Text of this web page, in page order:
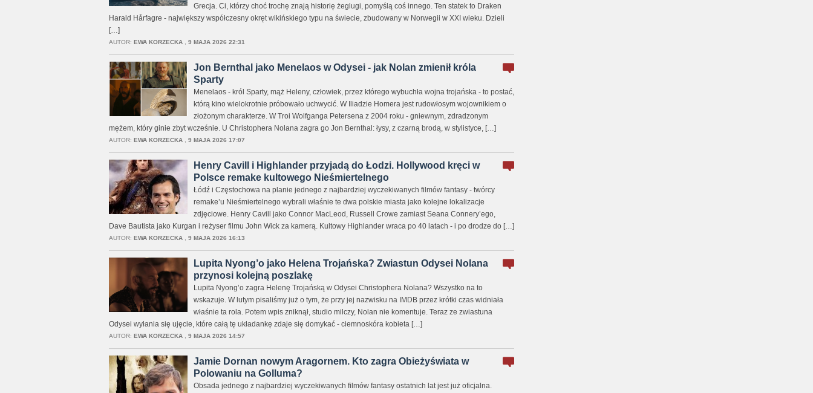
Grecja. Ci, którzy choć trochę znają historię żeglugi, pomyślą coś innego. Ten statek to Draken
Harald Hårfagre - największy współczesny okręt wikińskiego typu na świecie, zbudowany w Norwegii w XXI wieku. Dzieli
[…]
AUTOR: EWA KORZECKA, 9 MAJA 2026 22:31
Jon Bernthal jako Menelaos w Odysei - jak Nolan zmienił króla
Sparty
Menelaos - król Sparty, mąż Heleny, człowiek, przez którego wybuchła wojna trojańska - to postać,
którą kino wielokrotnie próbowało uchwycić. W Iliadzie Homera jest rudowłosym wojownikiem o
złożonym charakterze. W Troi Wolfganga Petersena z 2004 roku - gniewnym, zdradzonym
mężem, który ginie zbyt wcześnie. U Christophera Nolana zagra go Jon Bernthal: łysy, z czarną brodą, w stylistyce, […]
AUTOR: EWA KORZECKA, 9 MAJA 2026 17:07
Henry Cavill i Highlander przyjadą do Łodzi. Hollywood kręci w
Polsce remake kultowego Nieśmiertelnego
Łódź i Częstochowa na planie jednego z najbardziej wyczekiwanych filmów fantasy - twórcy
remake’u Nieśmiertelnego wybrali właśnie te dwa polskie miasta jako kolejne lokalizacje
zdjęciowe. Henry Cavill jako Connor MacLeod, Russell Crowe zamiast Seana Connery’ego,
Dave Bautista jako Kurgan i reżyser filmu John Wick za kamerą. Kultowy Highlander wraca po 40 latach - i po drodze do […]
AUTOR: EWA KORZECKA, 9 MAJA 2026 16:13
Lupita Nyong’o jako Helena Trojańska? Zwiastun Odysei Nolana
przynosi kolejną poszlakę
Lupita Nyong’o zagra Helenę Trojańską w Odysei Christophera Nolana? Wszystko na to
wskazuje. W lutym pisaliśmy już o tym, że przy jej nazwisku na IMDB przez krótki czas widniała
właśnie ta rola. Potem wpis zniknął, studio milczy, Nolan nie komentuje. Teraz ze zwiastuna
Odysei wyłania się ujęcie, które całą tę układankę zdaje się domykać - ciemnoskóra kobieta […]
AUTOR: EWA KORZECKA, 9 MAJA 2026 14:57
Jamie Dornan nowym Aragornem. Kto zagra Obieżyświata w
Polowaniu na Golluma?
Obsada jednego z najbardziej wyczekiwanych filmów fantasy ostatnich lat jest już oficjalna.